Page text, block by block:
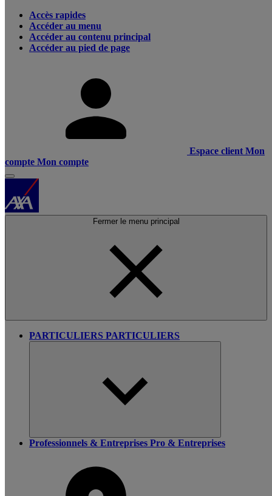
Accès rapides
Accéder au menu
Accéder au contenu principal
Accéder au pied de page
Espace client Mon
compte Mon compte
Fermer le menu principal
PARTICULIERS PARTICULIERS
Professionnels & Entreprises Pro & Entreprises